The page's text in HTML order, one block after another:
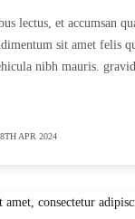
lectus, et accumsan
sit amet felis
nibh mauris.
APR 2024